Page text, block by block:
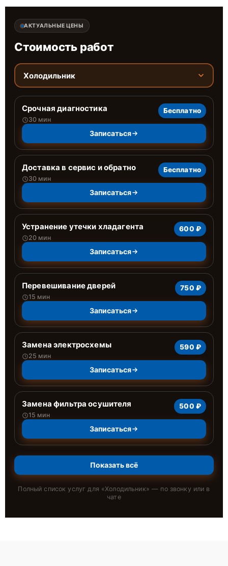
АКТУАЛЬНЫЕ ЦЕНЫ
Стоимость работ
Холодильник
Срочная диагностика
30 мин
Бесплатно
Записаться
Доставка в сервис и обратно
30 мин
Бесплатно
Записаться
Устранение утечки хладагента
20 мин
600 ₽
Записаться
Перевешивание дверей
15 мин
750 ₽
Записаться
Замена электросхемы
25 мин
590 ₽
Записаться
Замена фильтра осушителя
15 мин
500 ₽
Записаться
Показать всё
Полный список услуг для «Холодильник» — по звонку или в
чате